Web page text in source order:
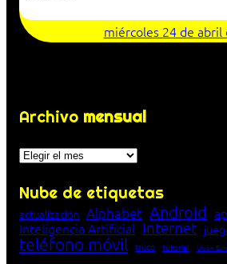
miércoles 24 de abril
Archivo mensual
Archivos
Nube de etiquetas
actualización Alphabet Android
Inteligencia Artificial Internet
teléfono móvil truco tutorial Unión